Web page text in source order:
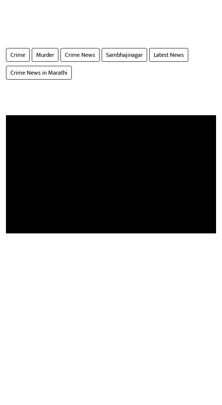
Crime Murder Crime News Sambhajinagar
Latest News
Crime News in Marathi